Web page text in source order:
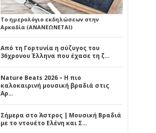
Το ημερολόγιο εκδηλώσεων στην
Αρκαδία (ΑΝΑΝΕΩΝΕΤΑΙ)
Από τη Γορτυνία η σύζυγος του
36χρονου Έλληνα που έχασε τη ζ…
Nature Beats 2026 – Η πιο
καλοκαιρινή μουσική βραδιά στις
Αρ…
Σήμερα στο Άστρος | Μουσική Βραδιά
με το ντουέτο Ελένη και Σ…